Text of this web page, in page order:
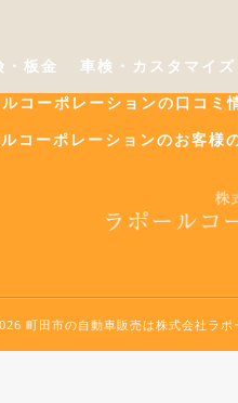
・板金 車検・カスタマイズ
コーポレーションの口コミ
コーポレーションのお客様
町田市の自動車販売は株式会社ラポ